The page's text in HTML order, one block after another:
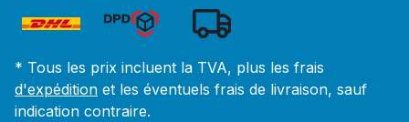
* Tous les prix incluent la TVA, plus les frais
d'expédition et les éventuels frais de livraison, sauf
indication contraire.